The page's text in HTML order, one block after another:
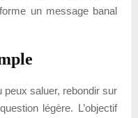
un message banal
peux saluer, rebondir sur
légère. L’objectif